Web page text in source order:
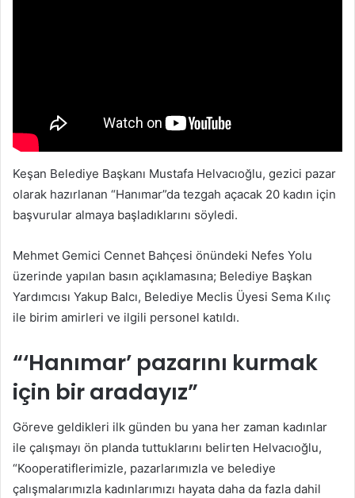
Keşan Belediye Başkanı Mustafa Helvacıoğlu, gezici pazar
olarak hazırlanan “Hanımar”da tezgah açacak 20 kadın için
başvurular almaya başladıklarını söyledi.
Mehmet Gemici Cennet Bahçesi önündeki Nefes Yolu
üzerinde yapılan basın açıklamasına; Belediye Başkan
Yardımcısı Yakup Balcı, Belediye Meclis Üyesi Sema Kılıç
ile birim amirleri ve ilgili personel katıldı.
“‘Hanımar’ pazarını kurmak
için bir aradayız”
Göreve geldikleri ilk günden bu yana her zaman kadınlar
ile çalışmayı ön planda tuttuklarını belirten Helvacıoğlu,
“Kooperatiflerimizle, pazarlarımızla ve belediye
çalışmalarımızla kadınlarımızı hayata daha da fazla dahil